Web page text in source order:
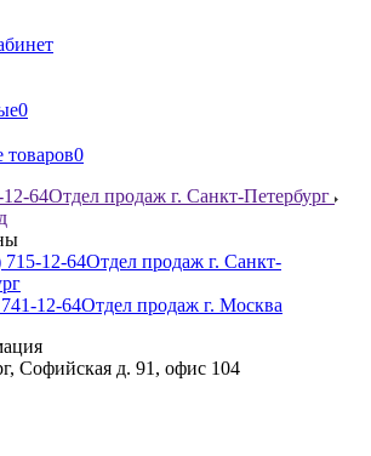
0
товаров0
64Отдел продаж г. Санкт-Петербург
715-12-64Отдел продаж г. Санкт-
12-64Отдел продаж г. Москва
Софийская д. 91, офис 104